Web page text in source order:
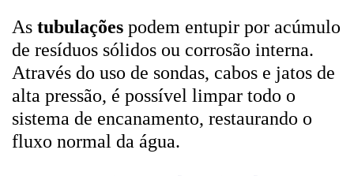
As tubulações podem entupir por acúmulo
de resíduos sólidos ou corrosão interna.
Através do uso de sondas, cabos e jatos de
alta pressão, é possível limpar todo o
sistema de encanamento, restaurando o
fluxo normal da água.